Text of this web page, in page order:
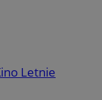
Letnie